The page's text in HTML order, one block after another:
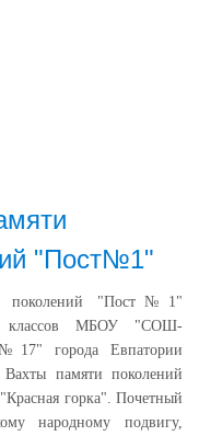
"Пост№1"
поколений "Пост№1"
классов МБОУ "СОШ-
города Евпатории
памяти поколений
горка". Почетный
народному подвигу,